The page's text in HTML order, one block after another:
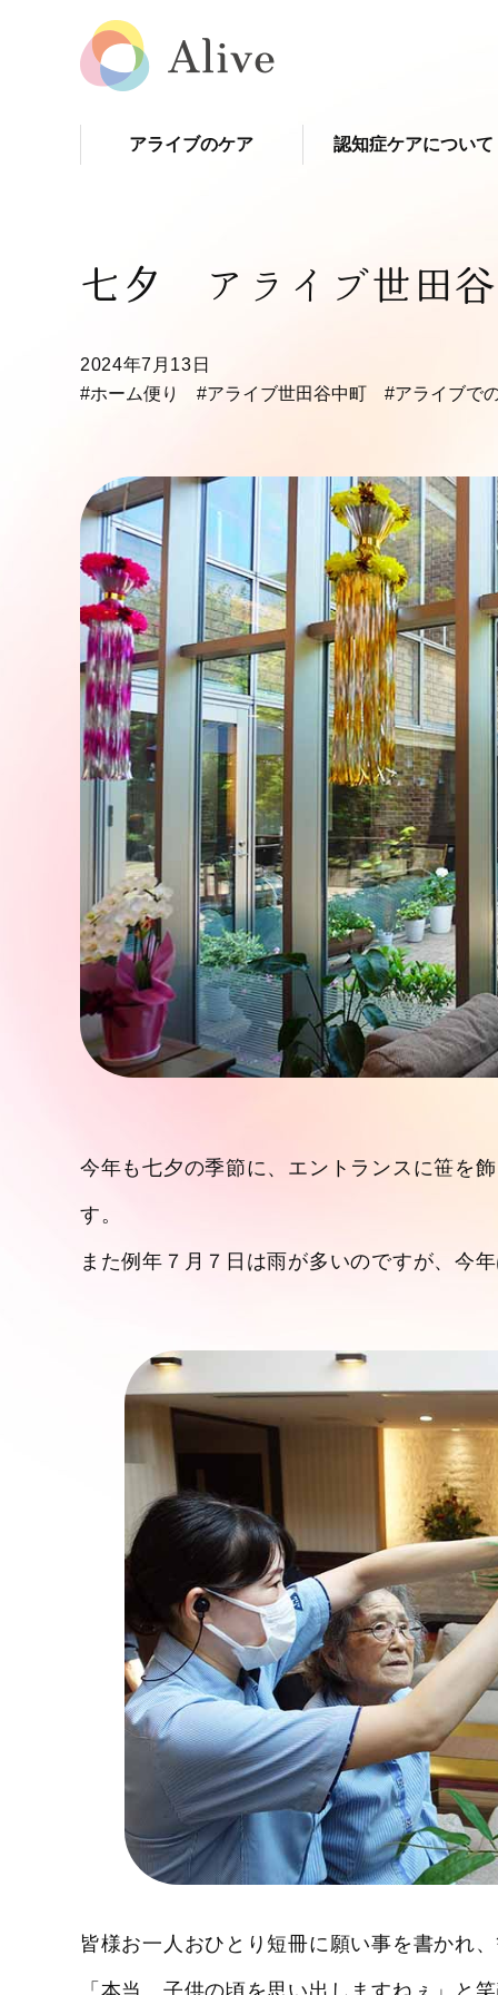
アライブのケア 認知症ケアについて
七夕 アライブ世田
2024年7月13日
#ホーム便り
#アライブ世田谷中町 #アライブで
今年も七夕の季節に、エントランスに笹を
す。
また例年７月７日は雨が多いのですが、今
皆様お一人おひとり短冊に願い事を書かれ